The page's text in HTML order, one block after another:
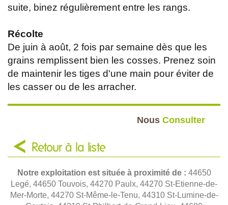
suite, binez régulièrement entre les rangs.
Récolte
De juin à août, 2 fois par semaine dès que les
grains remplissent bien les cosses. Prenez soin
de maintenir les tiges d'une main pour éviter de
les casser ou de les arracher.
Nous Consulter
Retour à la liste
Notre exploitation est située à proximité de : 44650
Legé, 44650 Touvois, 44270 Paulx, 44270 St-Etienne-de-
Mer-Morte, 44270 St-Même-le-Tenu, 44310 St-Lumine-de-